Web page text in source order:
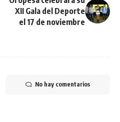
XII Gala del Deporte
el 17 de noviembre
No hay comentarios